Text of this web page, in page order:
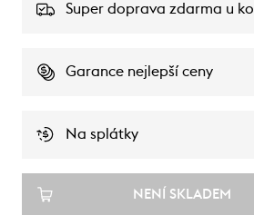
Super doprava zdarma u kol
Garance nejlepší ceny
Na splátky
NENÍ SKLADEM